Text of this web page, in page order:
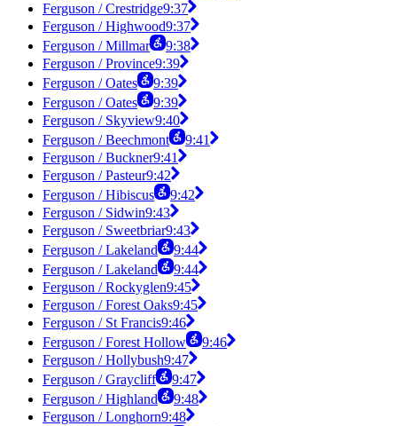
Ferguson / Crestridge9:37
Ferguson / Highwood9:37
Ferguson / Millmar
9:38
Ferguson / Province9:39
Ferguson / Oates
9:39
Ferguson / Oates
9:39
Ferguson / Skyview9:40
Ferguson / Beechmont
9:41
Ferguson / Buckner9:41
Ferguson / Pasteur9:42
Ferguson / Hibiscus
9:42
Ferguson / Sidwin9:43
Ferguson / Sweetbriar9:43
Ferguson / Lakeland
9:44
Ferguson / Lakeland
9:44
Ferguson / Rockyglen9:45
Ferguson / Forest Oaks9:45
Ferguson / St Francis9:46
Ferguson / Forest Hollow
9:46
Ferguson / Hollybush9:47
Ferguson / Graycliff
9:47
Ferguson / Highland
9:48
Ferguson / Longhorn9:48